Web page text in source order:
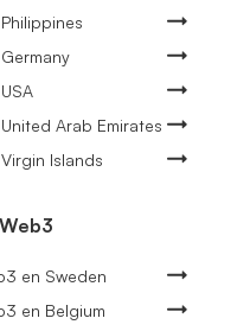
Arab Emirates
Islands
en Sweden
en Belgium